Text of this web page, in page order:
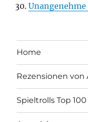
Unangenehme
Home
Rezensionen von
Spieltrolls Top 100